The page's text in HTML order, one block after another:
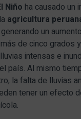
Niño ha causado un
agricultura
un
de cinco grados y
intensas e
país. Al mismo
la falta de lluvias
tener un efecto